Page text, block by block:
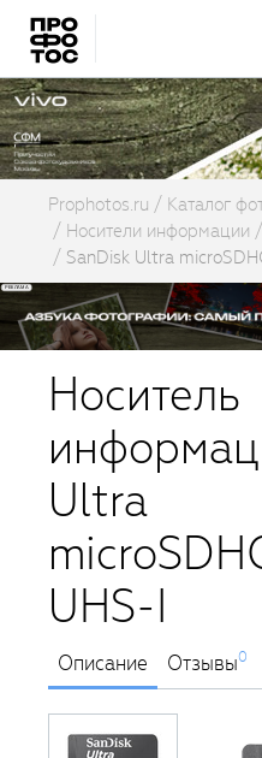
Prophotos.ru
Каталог
Носители информации
SanDisk Ultra
Носитель
Ultra
UHS-I
Описание Отзывы0